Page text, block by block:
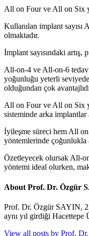
All on Four ve All on Six
Kullanılan implant
olmaktadır.
İmplant sayısındaki
All-on-4 ve All-on-6 tedavi
yoğunluğu yeterli
olduğundan çok
All on Four ve All on Six
sisteminde arka
İyileşme süreci hem All
yöntemlerinde çoğunlukla
Özetleyecek olursak All-
yöntemi ideal olurken,
About Prof. Dr. Özgür
Prof. Dr. Özgür SAYIN,
aynı yıl girdiği Hacettepe
View all posts by Prof.